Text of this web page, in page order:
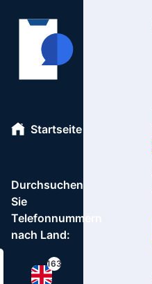
Startseite
Durchsuchen
Sie
Telefonnummern
nach Land:
163